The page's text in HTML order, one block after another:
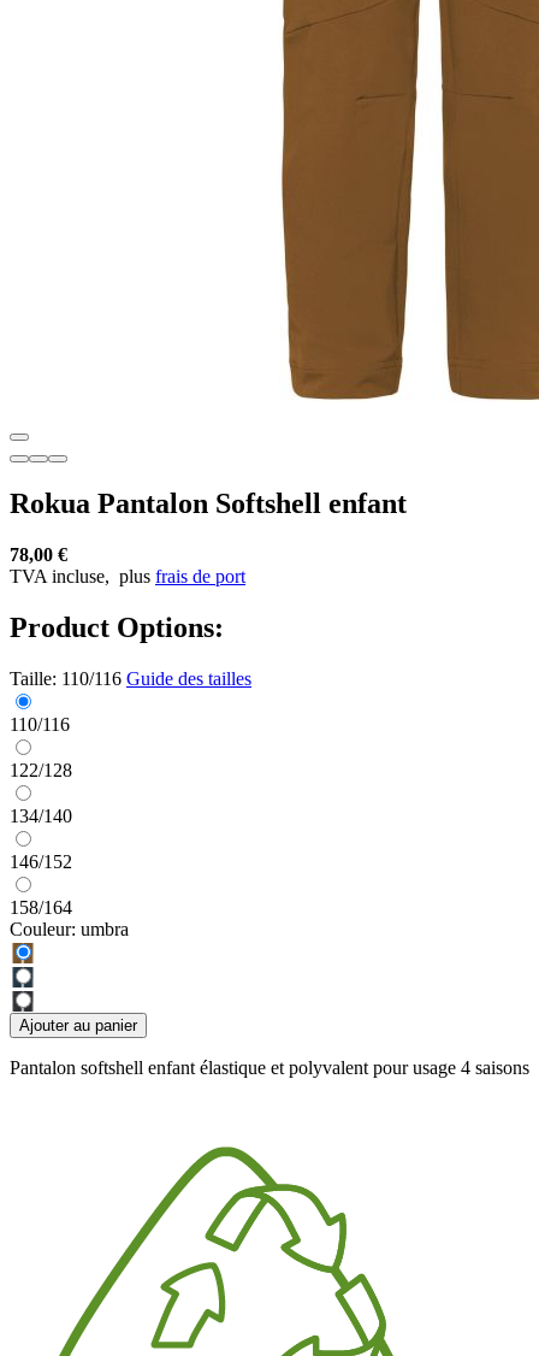
Rokua Pantalon Softshell enfant
78,00 €
TVA incluse, plus frais de port
Product Options:
Taille: 110/116 Guide des tailles
110/116
122/128
134/140
146/152
158/164
Couleur: umbra
Ajouter au panier
Pantalon softshell enfant élastique et polyvalent pour usage 4 saisons